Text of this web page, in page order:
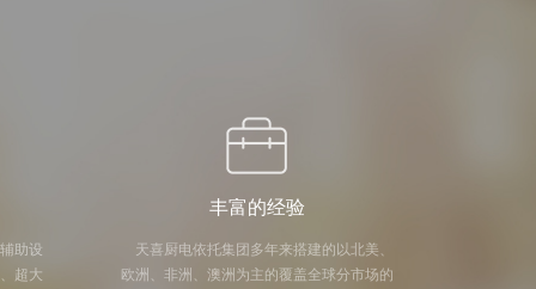
助设
超大
丰富的经验
天喜厨电依托集团多年来搭建的以北美、
欧洲、非洲、澳洲为主的覆盖全球分市场的